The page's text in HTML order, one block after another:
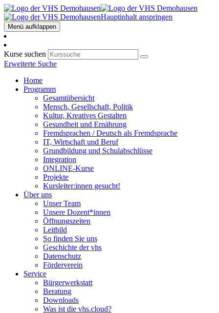
Hauptinhalt anspringen
Menü aufklappen
Kurse suchen
Erweiterte Suche
Home
Programm
Gesamtübersicht
Mensch, Gesellschaft, Politik
Kultur, Kreatives Gestalten
Gesundheit und Ernährung
Fremdsprachen / Deutsch als Fremdsprache
IT, Wirtschaft und Beruf
Grundbildung und Schulabschlüsse
Integration
ONLINE-Kurse
Projekte
Kursleiter:innen gesucht!
Über uns
Unser Team
Unsere Dozent*innen
Öffnungszeiten
Leitbild
So finden Sie uns
Geschichte der vhs
Datenschutz
Förderverein
Service
Bürgerwerkstatt
Beratung
Downloads
Was ist die vhs.cloud?